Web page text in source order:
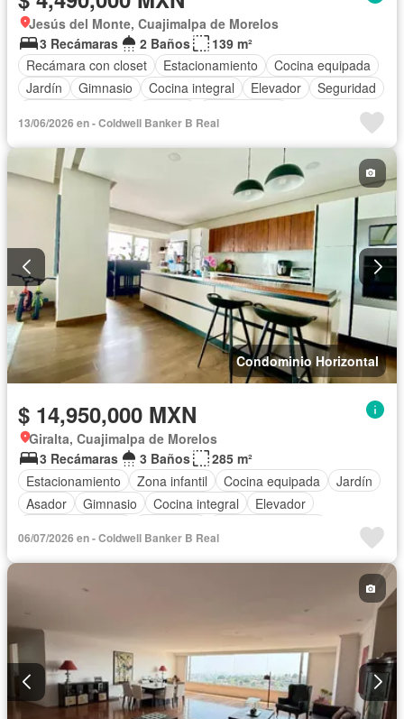
Jesús del Monte, Cuajimalpa de Morelos
3 Recámaras
2 Baños
139 m²
Recámara con closet
Estacionamiento
Cocina equipada
Jardín
Gimnasio Cocina integral Elevador
Seguridad
13/06/2026 en - Coldwell Banker B Real
Condominio Horizontal
$ 14,950,000 MXN
Giralta, Cuajimalpa de Morelos
3 Recámaras
3 Baños
285 m²
Estacionamiento
Zona infantil Cocina equipada
Jardín
Asador
Gimnasio Cocina integral
Elevador
Alberca
Cancha de tenis Terraza
06/07/2026 en - Coldwell Banker B Real